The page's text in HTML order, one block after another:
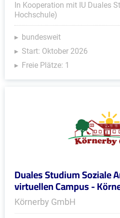
In Kooperation mit IU Duales
Hochschule)
bundesweit
Start: Oktober 2026
Freie Plätze: 1
Duales Studium Soziale
virtuellen Campus -
Körnerby GmbH